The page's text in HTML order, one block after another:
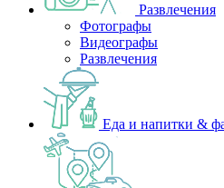
Развлечения
Фотографы
Видеографы
Развлечения
Еда и напитки &